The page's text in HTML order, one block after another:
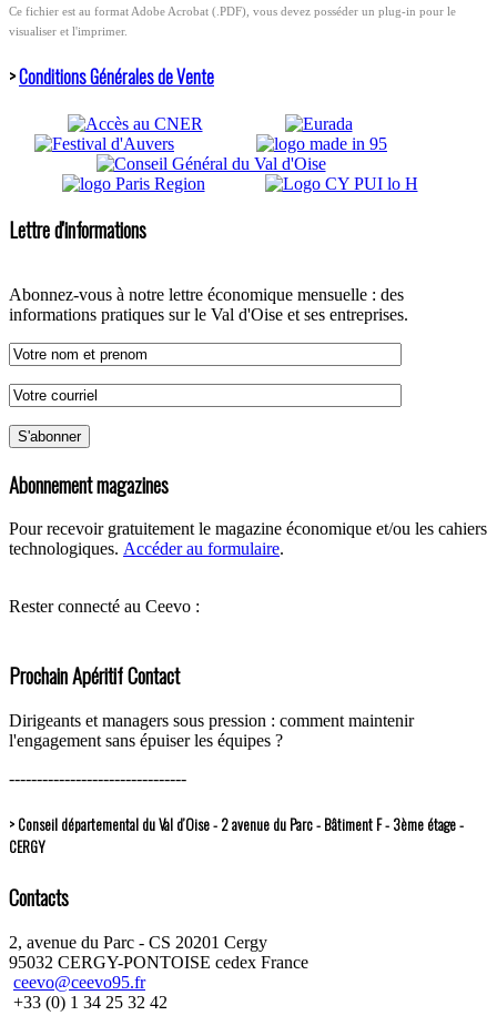
Ce fichier est au format Adobe Acrobat (.PDF), vous devez posséder un plug-in pour le
visualiser et l'imprimer.
>Conditions Générales de Vente
Lettre d'informations
Abonnez-vous à notre lettre économique mensuelle : des
informations pratiques sur le Val d'Oise et ses entreprises.
Abonnement magazines
Pour recevoir gratuitement le magazine économique et/ou les cahiers
technologiques. Accéder au formulaire.
Rester connecté au Ceevo :
Prochain Apéritif Contact
Dirigeants et managers sous pression : comment maintenir
l'engagement sans épuiser les équipes ?
--------------------------------
> Conseil départemental du Val d’Oise - 2 avenue du Parc - Bâtiment F - 3ème étage -
CERGY
Contacts
2, avenue du Parc - CS 20201 Cergy
95032 CERGY-PONTOISE cedex France
ceevo@ceevo95.fr
+33 (0) 1 34 25 32 42